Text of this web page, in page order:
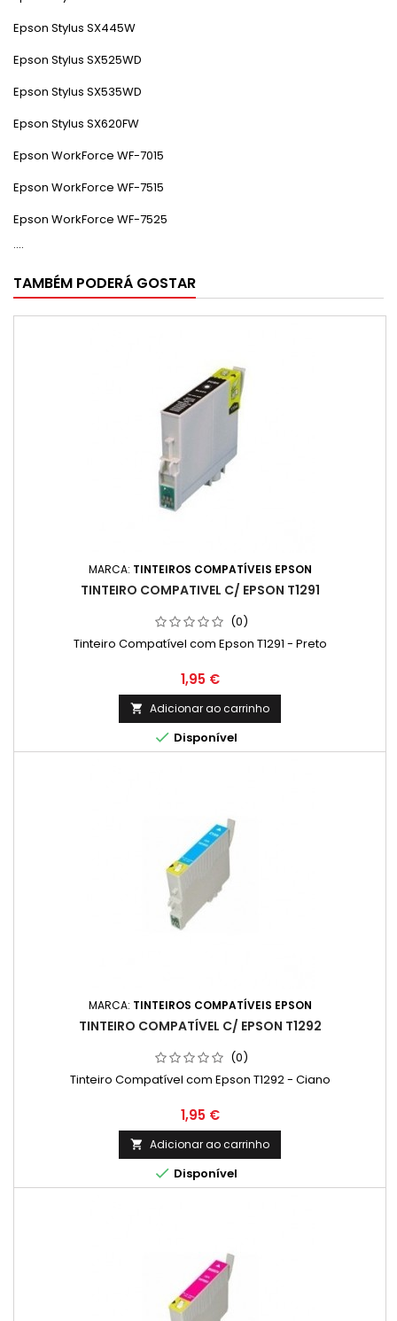
Epson Stylus SX445W
Epson Stylus SX525WD
Epson Stylus SX535WD
Epson Stylus SX620FW
Epson WorkForce WF-7015
Epson WorkForce WF-7515
Epson WorkForce WF-7525
....
TAMBÉM PODERÁ GOSTAR
MARCA: TINTEIROS COMPATÍVEIS EPSON
TINTEIRO COMPATIVEL C/ EPSON T1291
(0)
Tinteiro Compatível com Epson T1291 - Preto
Preço
1,95 €
 Adicionar ao carrinho
 Disponível
MARCA: TINTEIROS COMPATÍVEIS EPSON
TINTEIRO COMPATÍVEL C/ EPSON T1292
(0)
Tinteiro Compatível com Epson T1292 - Ciano
Preço
1,95 €
 Adicionar ao carrinho
 Disponível